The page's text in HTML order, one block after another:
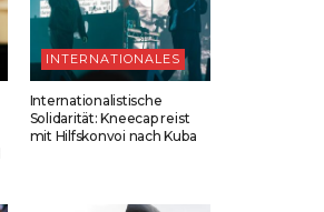
INTERNATIONALES
Internationalistische
Solidarität: Kneecap reist
mit Hilfskonvoi nach Kuba